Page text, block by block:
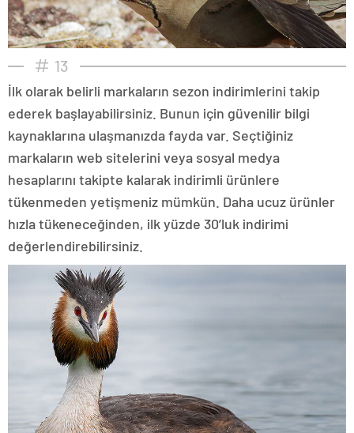
13
İlk olarak belirli markaların sezon indirimlerini takip
ederek başlayabilirsiniz. Bunun için güvenilir bilgi
kaynaklarına ulaşmanızda fayda var. Seçtiğiniz
markaların web sitelerini veya sosyal medya
hesaplarını takipte kalarak indirimli ürünlere
tükenmeden yetişmeniz mümkün. Daha ucuz ürünler
hızla tükeneceğinden, ilk yüzde 30’luk indirimi
değerlendirebilirsiniz.